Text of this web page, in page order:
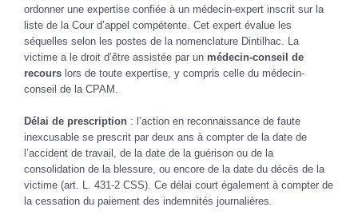
ordonner une expertise confiée à un médecin-expert inscrit sur la
liste de la Cour d’appel compétente. Cet expert évalue les
séquelles selon les postes de la nomenclature Dintilhac. La
victime a le droit d’être assistée par un médecin-conseil de
recours lors de toute expertise, y compris celle du médecin-
conseil de la CPAM.
Délai de prescription : l’action en reconnaissance de faute
inexcusable se prescrit par deux ans à compter de la date de
l’accident de travail, de la date de la guérison ou de la
consolidation de la blessure, ou encore de la date du décès de la
victime (art. L. 431-2 CSS). Ce délai court également à compter de
la cessation du paiement des indemnités journalières.